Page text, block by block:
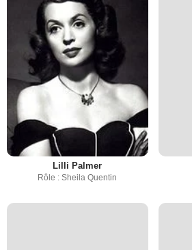
Lilli Palmer
Rôle : Sheila Quentin